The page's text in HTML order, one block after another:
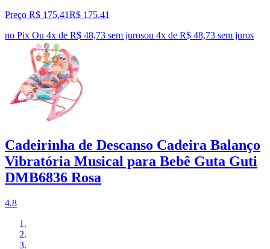
Preço R$ 175,41R$ 175,41
no Pix Ou 4x de R$ 48,73 sem jurosou 4x de R$ 48,73 sem juros
Cadeirinha de Descanso Cadeira Balanço
Vibratória Musical para Bebê Guta Guti
DMB6836 Rosa
4.8